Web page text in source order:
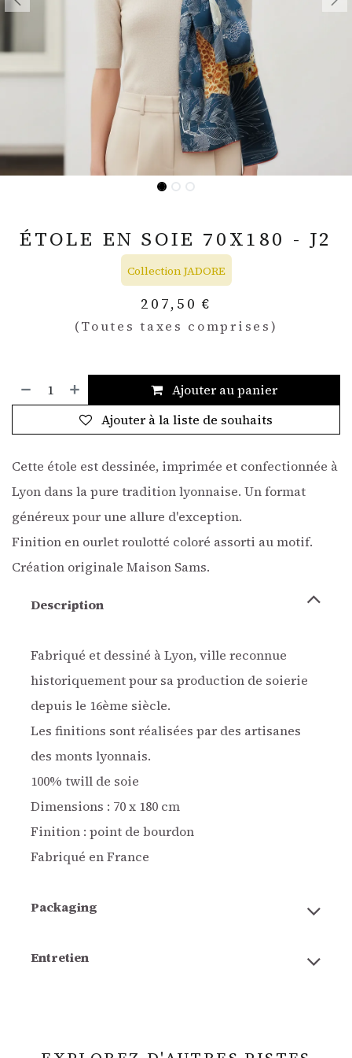
ÉTOLE EN SOIE 70X180 - J2
Collection JADORE
207,50 €
(Toutes taxes comprises)
Ajouter au panier
Ajouter à la liste de souhaits
Cette étole est dessinée, imprimée et confectionnée à
Lyon dans la pure tradition lyonnaise. Un format
généreux pour une allure d'exception.
Finition en ourlet roulotté coloré assorti au motif.
Création originale Maison Sams.
Description
Fabriqué et dessiné à Lyon, ville reconnue
historiquement pour sa production de soierie
depuis le 16ème siècle.
Les finitions sont réalisées par des artisanes
des monts lyonnais.
100% twill de soie
Dimensions : 70 x 180 cm
Finition : point de bourdon
Fabriqué en France
Packaging
Entretien